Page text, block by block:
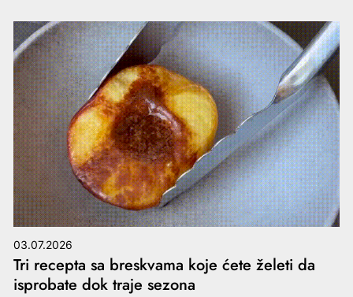
03.07.2026
Tri recepta sa breskvama koje ćete želeti da
isprobate dok traje sezona